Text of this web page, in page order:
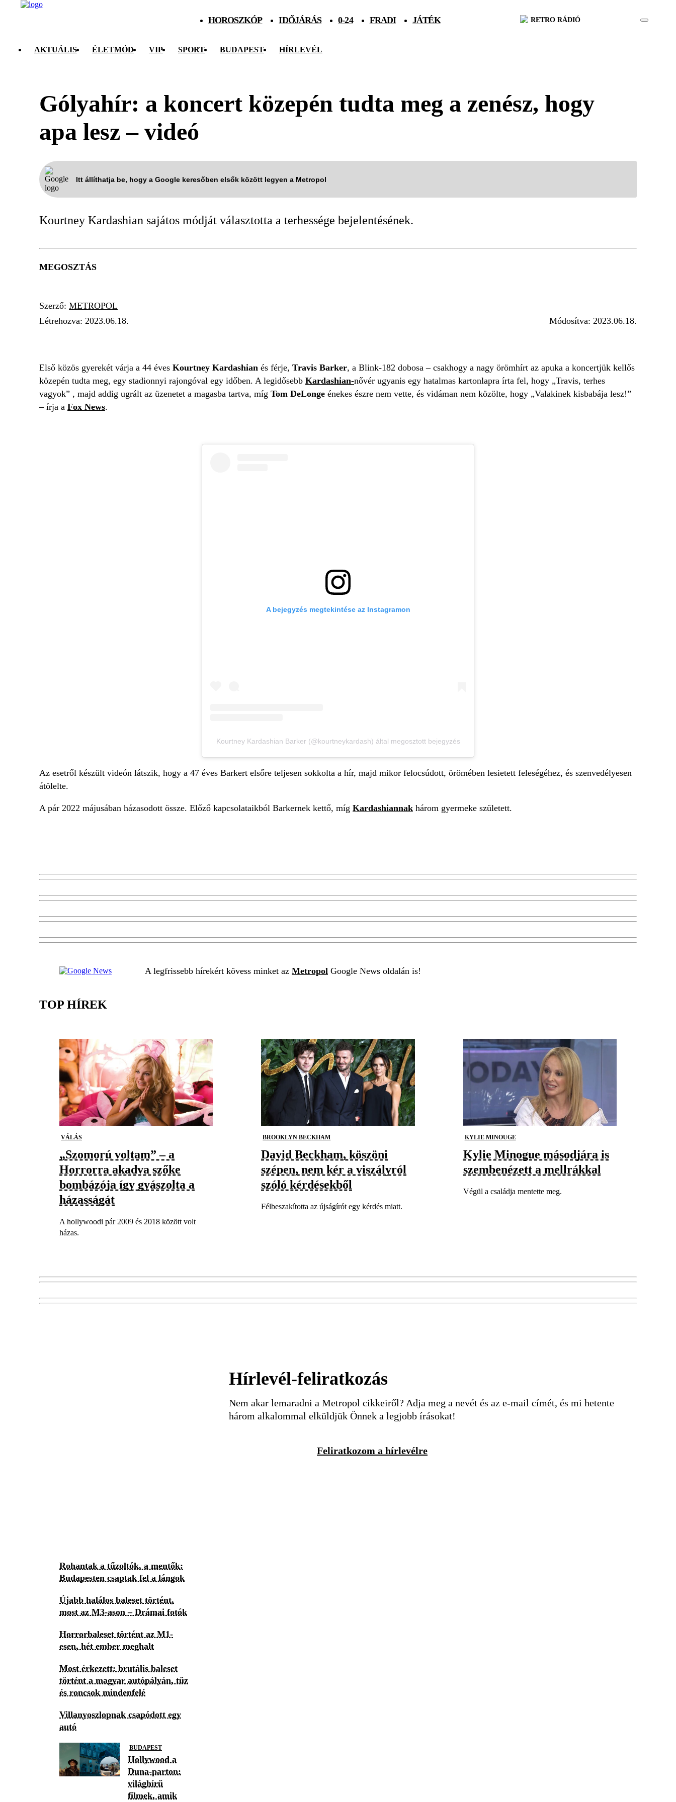
HOROSZKÓP IDŐJÁRÁS 0-24 FRADI JÁTÉK RETRO RÁDIÓ
AKTUÁLIS ÉLETMÓD VIP SPORT BUDAPEST HÍRLEVÉL
Gólyahír: a koncert közepén tudta meg a zenész, hogy
apa lesz – videó
Itt állíthatja be, hogy a Google keresőben elsők között legyen a Metropol
Kourtney Kardashian sajátos módját választotta a terhessége bejelentésének.
MEGOSZTÁS
Szerző: METROPOL
Létrehozva: 2023.06.18. Módosítva: 2023.06.18.
Első közös gyerekét várja a 44 éves Kourtney Kardashian és férje, Travis Barker, a Blink-182 dobosa – csakhogy a nagy örömhírt az apuka a koncertjük kellős
közepén tudta meg, egy stadionnyi rajongóval egy időben. A legidősebb Kardashian-nővér ugyanis egy hatalmas kartonlapra írta fel, hogy „Travis, terhes
vagyok” , majd addig ugrált az üzenetet a magasba tartva, míg Tom DeLonge énekes észre nem vette, és vidáman nem közölte, hogy „Valakinek kisbabája lesz!”
– írja a Fox News.
A bejegyzés megtekintése az Instagramon
Kourtney Kardashian Barker (@kourtneykardash) által megosztott bejegyzés
Az esetről készült videón látszik, hogy a 47 éves Barkert elsőre teljesen sokkolta a hír, majd mikor felocsúdott, örömében lesietett feleségéhez, és szenvedélyesen
átölelte.
A pár 2022 májusában házasodott össze. Előző kapcsolataikból Barkernek kettő, míg Kardashiannak három gyermeke született.
A legfrissebb hírekért kövess minket az Metropol Google News oldalán is!
TOP HÍREK
VÁLÁS
„Szomorú voltam” – a
Horrorra akadva szőke
bombázója így gyászolta a
házasságát
A hollywoodi pár 2009 és 2018 között volt
házas.
BROOKLYN BECKHAM
David Beckham, köszöni
szépen, nem kér a viszályról
szóló kérdésekből
Félbeszakította az újságírót egy kérdés miatt.
KYLIE MINOUGE
Kylie Minogue másodjára is
szembenézett a mellrákkal
Végül a családja mentette meg.
Hírlevél-feliratkozás
Nem akar lemaradni a Metropol cikkeiről? Adja meg a nevét és az e-mail címét, és mi hetente
három alkalommal elküldjük Önnek a legjobb írásokat!
Feliratkozom a hírlevélre
Rohantak a tűzoltók, a mentők:
Budapesten csaptak fel a lángok
Újabb halálos baleset történt,
most az M3-ason – Drámai fotók
Horrorbaleset történt az M1-
esen, hét ember meghalt
Most érkezett: brutális baleset
történt a magyar autópályán, tűz
és roncsok mindenfelé
Villanyoszlopnak csapódott egy
autó
BUDAPEST
Hollywood a
Duna-parton:
világhírű
filmek, amik